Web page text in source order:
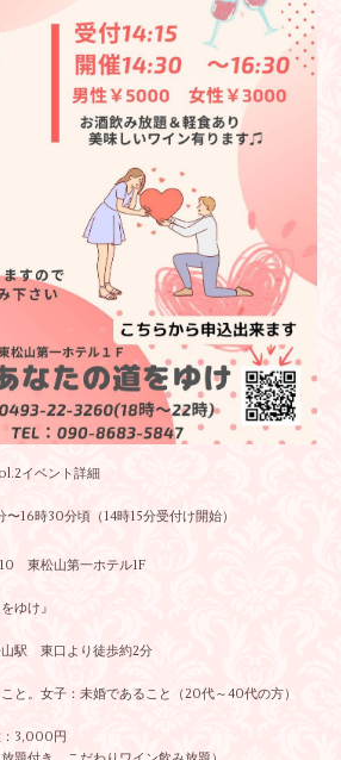
イベント詳細
16時30分頃（14時15分受付け開始）
東松山第一ホテル1F
ゆけ』
駅 東口より徒歩約2分
と。女子：未婚であること（20代～40代の方）
3,000円